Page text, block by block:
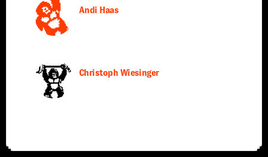
Andi Haas
Christoph Wiesinger